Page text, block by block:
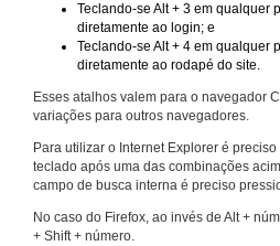
Teclando-se Alt + 3 em qualquer
diretamente ao login; e
Teclando-se Alt + 4 em qualquer
diretamente ao rodapé do site.
Esses atalhos valem para o navegador
variações para outros navegadores.
Para utilizar o Internet Explorer é
teclado após uma das combinações
campo de busca interna é preciso
No caso do Firefox, ao invés de Alt +
+ Shift + número.